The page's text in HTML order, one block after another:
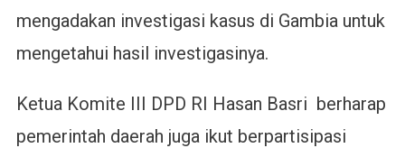
mengadakan investigasi kasus di Gambia untuk
mengetahui hasil investigasinya.
Ketua Komite III DPD RI Hasan Basri berharap
pemerintah daerah juga ikut berpartisipasi